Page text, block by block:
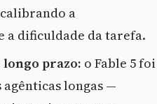
a
dificuldade da tarefa.
prazo: o Fable 5 foi
longas —